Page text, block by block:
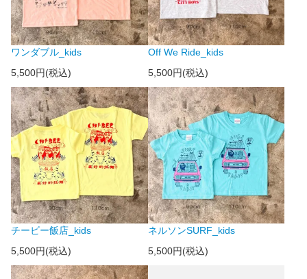
ワンダブル_kids
5,500円(税込)
Off We Ride_kids
5,500円(税込)
チービー飯店_kids
5,500円(税込)
ネルソンSURF_kids
5,500円(税込)